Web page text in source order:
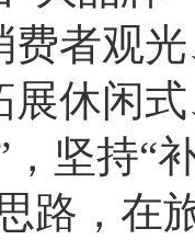
费者观
展休闲
，坚持“
路，在